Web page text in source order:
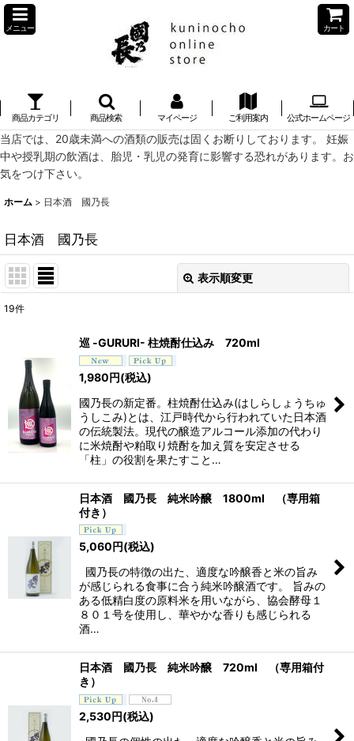
メニュー カート
商品カテゴリ 商品検索 マイページ ご利用案内 公式ホームページ
当店では、20歳未満への酒類の販売は固くお断りしております。 妊娠
中や授乳期の飲酒は、胎児・乳児の発育に影響する恐れがあります。お
気をつけ下さい。
ホーム > 日本酒 國乃長
日本酒 國乃長
表示順変更
並び順
絞り込む
19件
巡 -GURURI- 柱焼酎仕込み 720ml
1,980円(税込)
國乃長の新定番。柱焼酎仕込み(はしらしょうちゅ
うしこみ)とは、江戸時代から行われていた日本酒
の伝統製法。現代の醸造アルコール添加の代わり
に米焼酎や粕取り焼酎を加え質を安定させる
「柱」の役割を果たすこと…
日本酒 國乃長 純米吟醸 1800ml （専用箱
付き）
5,060円(税込)
國乃長の特徴の出た、適度な吟醸香と米の旨み
が感じられる食事に合う純米吟醸酒です。 旨みの
ある低精白度の原料米を用いながら、協会酵母１
８０１号を使用し、華やかな香りも感じられる
酒…
日本酒 國乃長 純米吟醸 720ml （専用箱付
き）
2,530円(税込)